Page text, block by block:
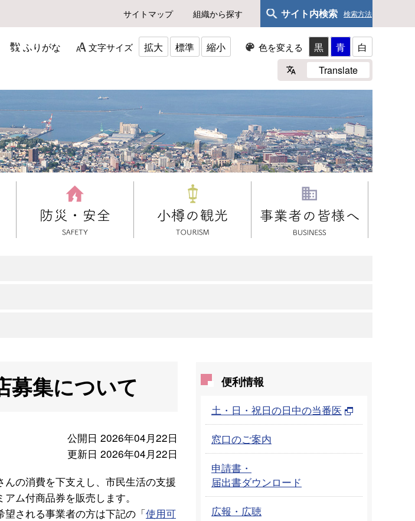
サイトマップ 組織から探す サイト内検索 検索方法
ふりがな 文字サイズ 拡大 標準 縮小 色を変える 黒 青
白
Translate
募集について
公開日 2026年04月22日
更新日 2026年04月22日
の消費を下支えし、市民生活の支援
ム付商品券を販売します。
される事業者の方は下記の「使用可
便利情報
土・日・祝日の日中の当番医
窓口のご案内
申請書・
届出書ダウンロード
広報・広聴